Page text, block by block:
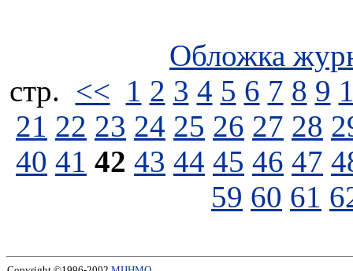
Обложка
стp. << 1 2 3 4 5 6 7 8 9
21 22 23 24 25 26 27 28
40 41 42 43 44 45 46 47
59 60 61